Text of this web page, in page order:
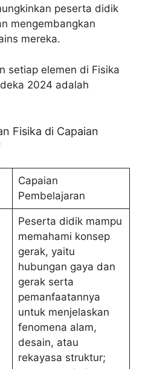
peserta didik
mengembangkan
mereka.
setiap elemen di Fisika
2024 adalah
Fisika di Capaian
Capaian
Pembelajaran
Peserta didik mampu
memahami konsep
gerak, yaitu
hubungan gaya dan
gerak serta
pemanfaatannya
untuk menjelaskan
fenomena alam,
desain, atau
rekayasa struktur;